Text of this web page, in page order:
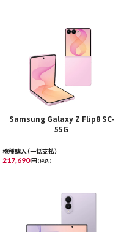
Samsung Galaxy Z Flip8 SC-
55G
機種購入（一括支払）
217,690円（税込）